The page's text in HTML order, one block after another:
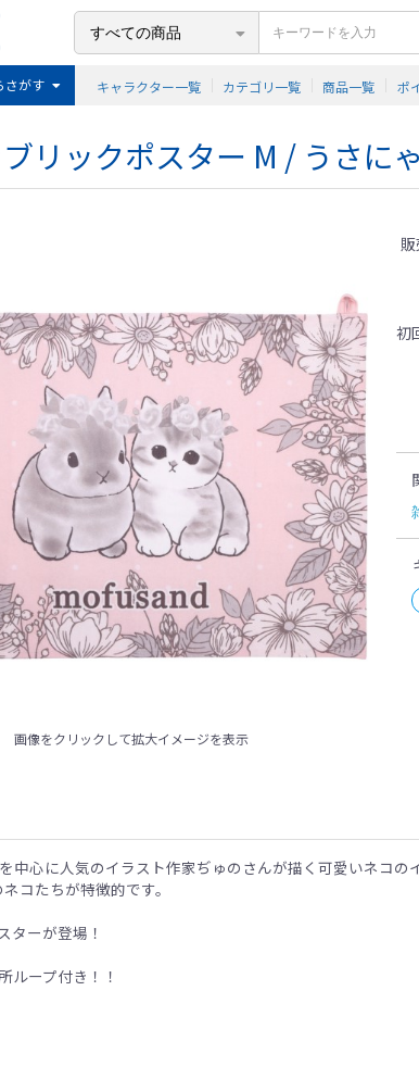
さがす キャラクター一覧 カテゴリ一覧 商品一覧 ポ
リックポスター M / うさに
画像をクリックして拡大イメージを表示
初
中心に人気のイラスト作家ぢゅのさんが描く可愛いネコの
コたちが特徴的です。
ターが登場！
ループ付き！！